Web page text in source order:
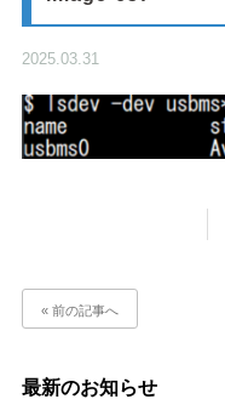
2025.03.31
« 前の記事へ
最新のお知らせ